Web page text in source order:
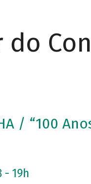
do
/ “100
- 19h